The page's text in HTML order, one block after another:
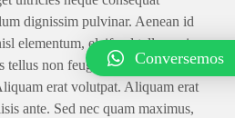
dignissim pulvinar. Aenean id
elementum, eleifend tellus quis,
tellus non feugiat finibus. In efficitur
erat volutpat. Aliquam erat
ante. Sed nec quam maximus,
Conversemos